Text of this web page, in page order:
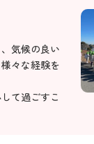
気候の良い
々な経験を
て過ごすこ